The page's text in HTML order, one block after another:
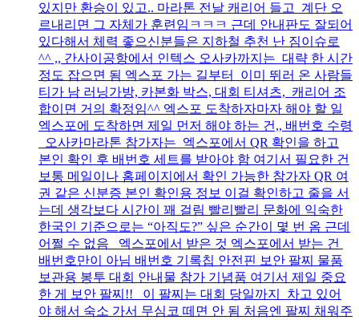
있지만 환승이 있고.. 마라톤 전날 캐리어 들고 계단 오
르내리면 그 자체가 훈련임ㅋㅋㅋ 근데 안내판도 잘되어
있다해서 체력 좋으신분들은 지하철 추천 난 짐이슈로
^^ ,, 간사이공항에서 인텍스 오사카까지는 대략 한 시간
정도 잡으면 됨 엑스포 가는 길부터 이미 뛰러 온 사람들
티가 남 러닝가방, 카본화 박스, 대회 티셔츠, 캐리어 조
합이면 거의 확정임^^ 엑스포 도착하자마자 해야 할 일
엑스포에 도착하면 제일 먼저 해야 하는 건,, 배번호 수령
오사카마라톤 참가자는 엑스포에서 QR 확인을 하고
본인 확인 후 배번호 세트를 받아야 함 여기서 필요한 건
보통 메일이나 홈페이지에서 확인 가능한 참가자 QR 여
권 같은 신분증 본인 확인용 정보 이걸 확인하고 줄을 서
는데 생각보다 시간이 꽤 걸림 빨리빨리 문화에 익숙한
한국인 기준으로는 “아직도?” 싶은 순간이 몇 번 옴 근데
어쩔 수 없음 엑스포에서 받은 것 엑스포에서 받는 건
배번호만이 아님 배번호 기록칩 안전핀 보안 팔찌 물품
보관용 봉투 대회 안내물 참가 기념품 여기서 제일 중요
한 게 보안 팔찌!! 이 팔찌는 대회 당일까지 차고 있어
야 해서 숙소 가서 무심코 떼면 안 됨 처음엔 팔찌 채워주